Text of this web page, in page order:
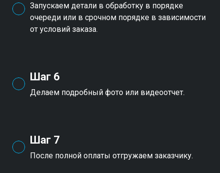
Запускаем детали в обработку в порядке
очереди или в срочном порядке в зависимости
от условий заказа.
Шаг 6
Делаем подробный фото или видеоотчет.
Шаг 7
После полной оплаты отгружаем заказчику.